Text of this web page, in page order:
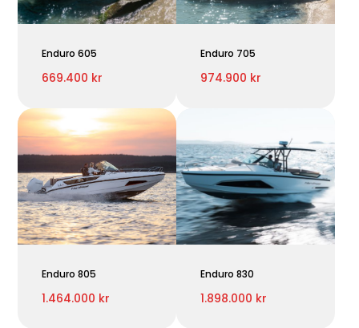
Enduro 605
669.400 kr
Enduro 705
974.900 kr
Enduro 805
1.464.000 kr
Enduro 830
1.898.000 kr